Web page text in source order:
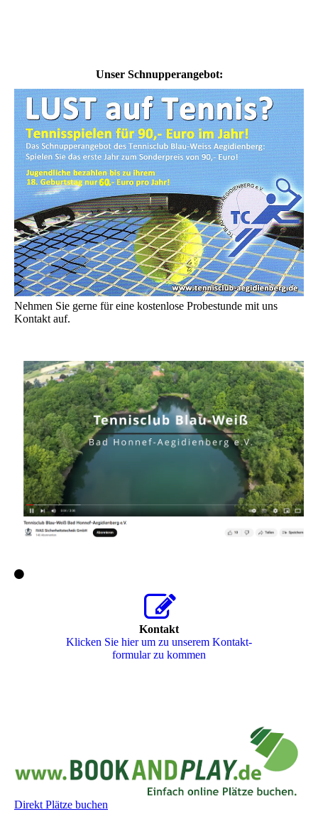
Unser Schnupperangebot:
Nehmen Sie gerne für eine kostenlose Probestunde mit uns
Kontakt auf.
Kontakt
Klicken Sie hier um zu unserem Kon­takt­
for­mu­lar zu kommen
Direkt Plätze buchen